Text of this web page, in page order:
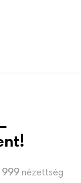
999 nézettség